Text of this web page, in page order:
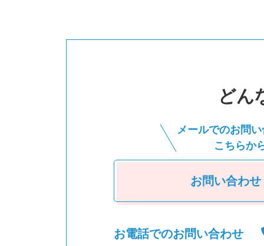
どん
メールでのお問
こちらか
お問い合わせ
お電話でのお問い合わせ